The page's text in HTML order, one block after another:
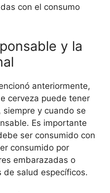
con el consumo
y la
anteriormente,
cerveza puede tener
y cuando se
Es importante
ser consumido con
consumido por
embarazadas o
de salud específicos.